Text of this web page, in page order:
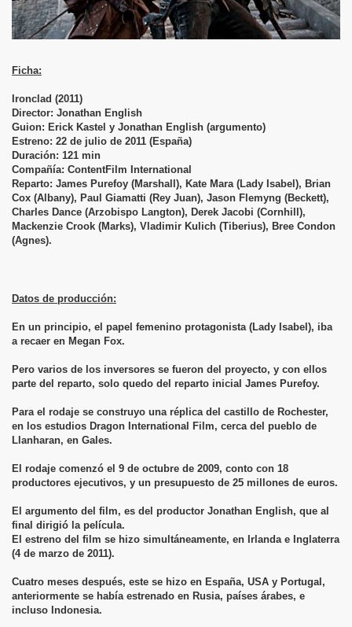
Ficha:
Ironclad (2011)
Director: Jonathan English
Guion: Erick Kastel y Jonathan English (argumento)
Estreno: 22 de julio de 2011 (España)
Duración: 121 min
Compañía: ContentFilm International
Reparto: James Purefoy (Marshall), Kate Mara (Lady Isabel), Brian
Cox (Albany), Paul Giamatti (Rey Juan), Jason Flemyng (Beckett),
Charles Dance (Arzobispo Langton), Derek Jacobi (Cornhill),
Mackenzie Crook (Marks), Vladimir Kulich (Tiberius), Bree Condon
(Agnes).
Datos de producción:
En un principio, el papel femenino protagonista (Lady Isabel), iba
a recaer en Megan Fox.
Pero varios de los inversores se fueron del proyecto, y con ellos
parte del reparto, solo quedo del reparto inicial James Purefoy.
Para el rodaje se construyo una réplica del castillo de Rochester,
en los estudios Dragon International Film, cerca del pueblo de
Llanharan, en Gales.
El rodaje comenzó el 9 de octubre de 2009, conto con 18
productores ejecutivos, y un presupuesto de 25 millones de euros.
El argumento del film, es del productor Jonathan English, que al
final dirigió la película.
El estreno del film se hizo simultáneamente, en Irlanda e Inglaterra
(4 de marzo de 2011).
Cuatro meses después, este se hizo en España, USA y Portugal,
anteriormente se había estrenado en Rusia, países árabes, e
incluso Indonesia.
de la Fuerza